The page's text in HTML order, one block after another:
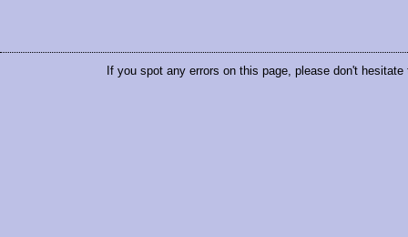
If you spot any errors on this page, please don't